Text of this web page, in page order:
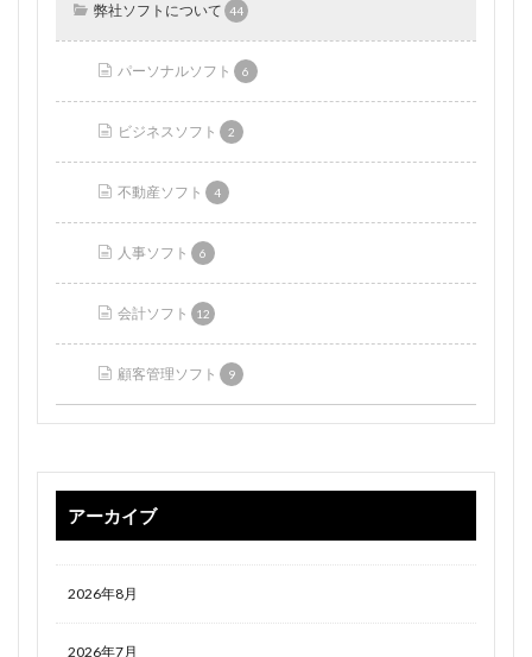
弊社ソフトについて 44
パーソナルソフト 6
ビジネスソフト 2
不動産ソフト 4
人事ソフト 6
会計ソフト 12
顧客管理ソフト 9
アーカイブ
2026年8月
2026年7月